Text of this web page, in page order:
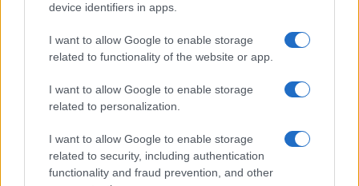
device identifiers in apps.
I want to allow Google to enable storage
related to functionality of the website or app.
I want to allow Google to enable storage
related to personalization.
I want to allow Google to enable storage
related to security, including authentication
functionality and fraud prevention, and other
Sportmagazine: notizie, approfondimenti e classifiche su
MotoGP e Olimpiadi. Le ultime news dalle competizioni
nazionali e internazionali, gli highlight delle partite, le
le discipline che fanno emozionare gli appassionati di